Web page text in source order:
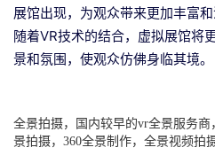
展馆出现，为观众带来更加丰富
随着VR技术的结合，虚拟展馆将
景和氛围，使观众仿佛身临其境。
全景拍摄，国内较早的vr全景服务
景拍摄，360全景制作，全景视频拍